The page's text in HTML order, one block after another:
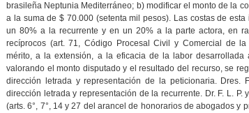
brasileña Neptunia Mediterráneo; b) modificar el monto de la
a la suma de $ 70.000 (setenta mil pesos). Las costas de
un 80% a la recurrente y en un 20% a la parte actora, en
recíprocos (art. 71, Código Procesal Civil y Comercial de
mérito, a la extensión, a la eficacia de la labor desarrollada
valorando el monto disputado y el resultado del recurso, se
dirección letrada y representación de la peticionaria. Dres.
dirección letrada y representación de la recurrente. Dr. F. L. P.
(arts. 6°, 7°, 14 y 27 del arancel de honorarios de abogados y